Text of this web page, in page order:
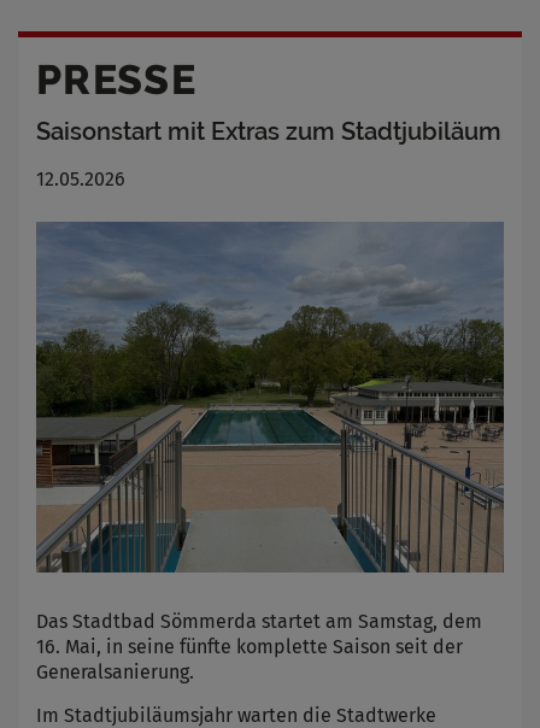
PRESSE
Saisonstart mit Extras zum Stadtjubiläum
12.05.2026
Das Stadtbad Sömmerda startet am Samstag, dem
16. Mai, in seine fünfte komplette Saison seit der
Generalsanierung.
Im Stadtjubiläumsjahr warten die Stadtwerke